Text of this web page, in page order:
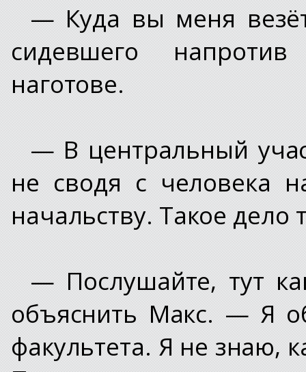
— Куда вы меня
сидевшего
наготове.
— В центральный
не сводя с человека
начальству. Такое дело
— Послушайте, тут
объяснить Макс. — Я
факультета. Я не знаю,